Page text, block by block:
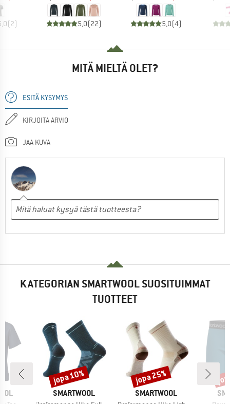
(2) 5,0(22) 5,0(4)
MITÄ MIELTÄ OLET?
ESITÄ KYSYMYS
KIRJOITA ARVIO
JAA KUVA
KATEGORIAN SMARTWOOL SUOSITUIMMAT
TUOTTEET
MERKKI
SMARTWOOL
Alennus
jopa 10%
MERKKI
SMARTWOOL
Alennus
jopa 25%